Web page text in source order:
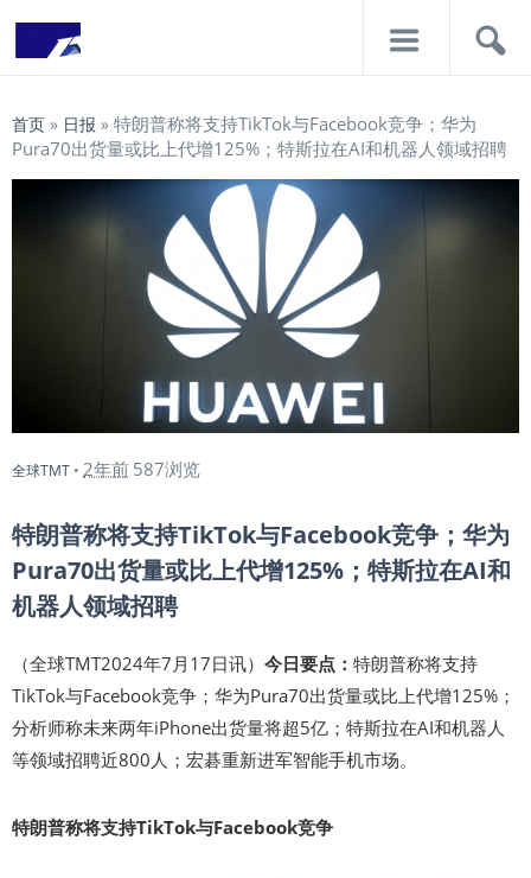
首页 » 日报 » 特朗普称将支持TikTok与Facebook竞争；华为
Pura70出货量或比上代增125%；特斯拉在AI和机器人领域招聘
全球TMT • 2年前 587浏览
特朗普称将支持TikTok与Facebook竞争；华为
Pura70出货量或比上代增125%；特斯拉在AI和
机器人领域招聘
（全球TMT2024年7月17日讯） 今日要点： 特朗普称将支持
TikTok与Facebook竞争；华为Pura70出货量或比上代增125%；
分析师称未来两年iPhone出货量将超5亿；特斯拉在AI和机器人
等领域招聘近800人；宏碁重新进军智能手机市场。
特朗普称将支持TikTok与Facebook竞争